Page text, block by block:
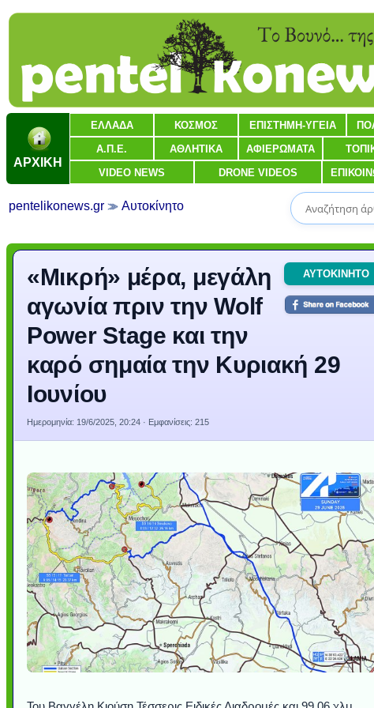
ΑΡΧΙΚΗ
ΕΛΛΑΔΑ ΚΟΣΜΟΣ ΕΠΙΣΤΗΜΗ-ΥΓΕΙΑ
Α.Π.Ε. ΑΘΛΗΤΙΚΑ ΑΦΙΕΡΩΜΑΤΑ
VIDEO NEWS DRONE VIDEOS
pentelikonews.gr Αυτοκίνητο
ΑΥΤΟΚΙΝΗΤΟ
«Μικρή» μέρα, μεγάλη
αγωνία πριν την Wolf
Power Stage και την
καρό σημαία την Κυριακή 29
Ιουνίου
Ημερομηνία: 19/6/2025, 20:24 · Εμφανίσεις: 215